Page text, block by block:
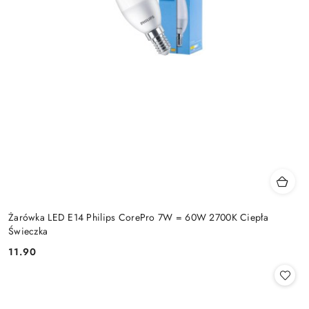
Żarówka LED E14 Philips CorePro 7W = 60W 2700K Ciepła
Świeczka
Cena:
11.90